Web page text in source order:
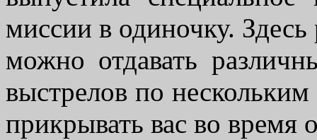
миссии в одиночку.
можно отдавать
выстрелов по
прикрывать вас во время